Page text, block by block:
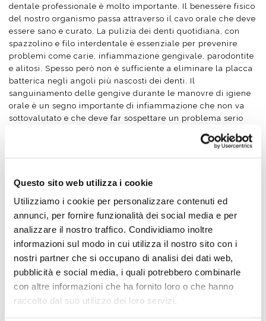
Questo sito web utilizza i cookie
Utilizziamo i cookie per personalizzare contenuti ed
annunci, per fornire funzionalità dei social media e per
analizzare il nostro traffico. Condividiamo inoltre
informazioni sul modo in cui utilizza il nostro sito con i
nostri partner che si occupano di analisi dei dati web,
pubblicità e social media, i quali potrebbero combinarle
con altre informazioni che ha fornito loro o che hanno
raccolto dal suo utilizzo dei loro servizi.
dentale professionale è molto importante. Il benessere fisico
del nostro organismo passa attraverso il cavo orale che deve
essere sano e curato. La pulizia dei denti quotidiana, con
spazzolino e filo interdentale è essenziale per prevenire
problemi come carie, infiammazione gengivale, parodontite
e alitosi. Spesso però non è sufficiente a eliminare la placca
batterica negli angoli più nascosti dei denti. Il
sanguinamento delle gengive durante le manovre di igiene
orale è un segno importante di infiammazione che non va
sottovalutato e che deve far sospettare un problema serio
L’eventuale fastidio provocato dagli ultrasuoni durante la
traccia di tartaro e placca dedicando il corretto tempo ad
ogni paziente e lo istruisce con un programma
personalizzato in base alla problematiche riscontrate.
L’igiene orale professionale consente di:
Rimuovere il tartaro sopra e sottogengivale e mantenere
Prevenire carie ,parodontite, alito cattivo